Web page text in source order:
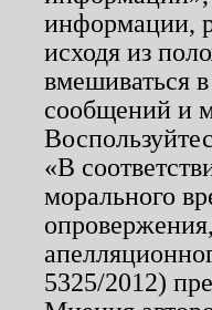
информации,
исходя из
вмешиваться
сообщений и
«В
морального
5325/2012)